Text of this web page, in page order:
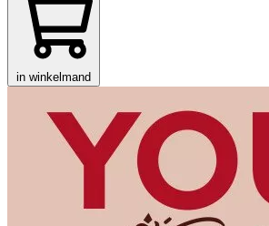
in winkelmand